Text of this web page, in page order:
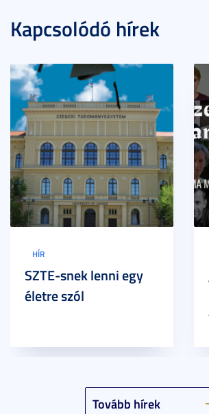
Kapcsolódó hírek
Tovább hírek
HÍR
SZTE-snek lenni egy
életre szól